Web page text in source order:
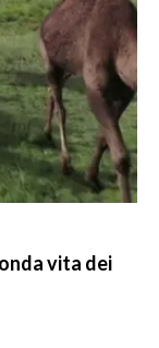
vita dei